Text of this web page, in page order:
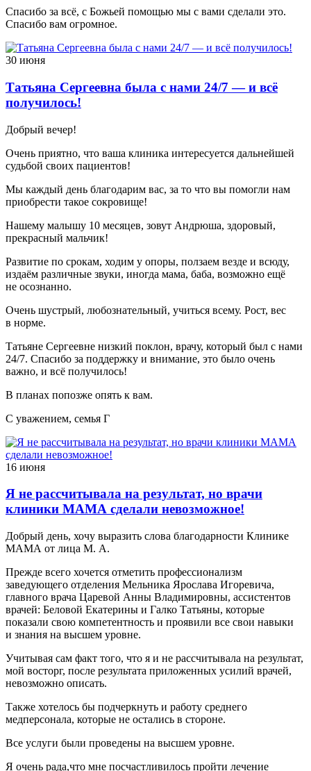
Спасибо за всё, с Божьей помощью мы с вами сделали это.
Спасибо вам огромное.
30 июня
Татьяна Сергеевна была с нами 24/7 — и всё
получилось!
Добрый вечер!
Очень приятно, что ваша клиника интересуется дальнейшей
судьбой своих пациентов!
Мы каждый день благодарим вас, за то что вы помогли нам
приобрести такое сокровище!
Нашему малышу 10 месяцев, зовут Андрюша, здоровый,
прекрасный мальчик!
Развитие по срокам, ходим у опоры, ползаем везде и всюду,
издаём различные звуки, иногда мама, баба, возможно ещё
не осознанно.
Очень шустрый, любознательный, учиться всему. Рост, вес
в норме.
Татьяне Сергеевне низкий поклон, врачу, который был с нами
24/7. Спасибо за поддержку и внимание, это было очень
важно, и всё получилось!
В планах попозже опять к вам.
С уважением, семья Г
16 июня
Я не рассчитывала на результат, но врачи
клиники МАМА сделали невозможное!
Добрый день, хочу выразить слова благодарности Клинике
МАМА от лица М. А.
Прежде всего хочется отметить профессионализм
заведующего отделения Мельника Ярослава Игоревича,
главного врача Царевой Анны Владимировны, ассистентов
врачей: Беловой Екатерины и Галко Татьяны, которые
показали свою компетентность и проявили все свои навыки
и знания на высшем уровне.
Учитывая сам факт того, что я и не рассчитывала на результат,
мой восторг, после результата приложенных усилий врачей,
невозможно описать.
Также хотелось бы подчеркнуть и работу среднего
медперсонала, которые не остались в стороне.
Все услуги были проведены на высшем уровне.
Я очень рада,что мне посчастливилось пройти лечение